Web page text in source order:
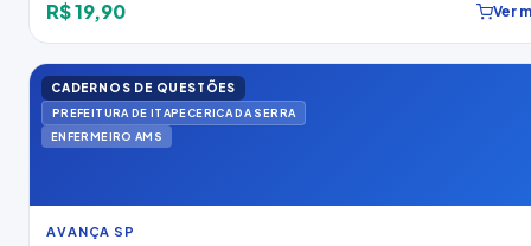
R$ 19,90 Ver
CADERNOS DE QUESTÕES
PREFEITURA DE ITAPECERICA DA SERRA
ENFERMEIRO AMS
AVANÇA SP